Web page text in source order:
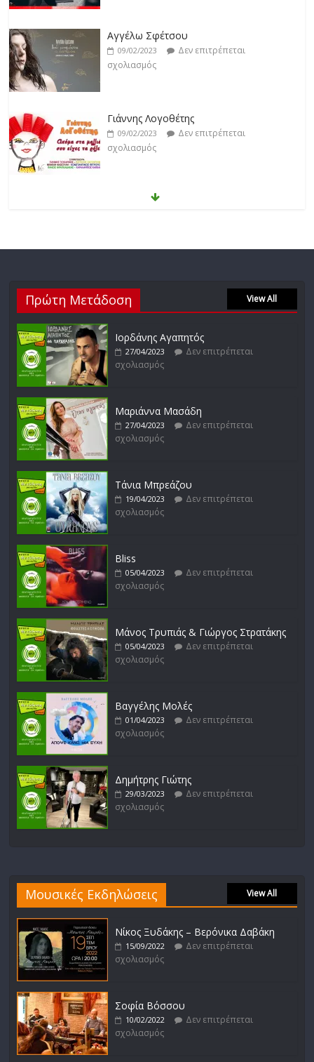
Γιάννης Λογοθέτης
09/02/2023
Δεν επιτρέπεται
σχολιασμός
Anemos
03/02/2023
Δεν επιτρέπεται
σχολιασμός
Θοδωρής Φέρρης
27/01/2023
σχολιασμός
Απόστολος Ρίζος
σχολιασμός
σχολιασμός
Πρώτη Μετάδοση View All
Ιορδάνης Αγαπητός
27/04/2023
Δεν επιτρέπεται
σχολιασμός
Μαριάννα Μασάδη
27/04/2023
Δεν επιτρέπεται
σχολιασμός
Τάνια Μπρεάζου
19/04/2023
Δεν επιτρέπεται
σχολιασμός
Bliss
05/04/2023
Δεν επιτρέπεται
σχολιασμός
Μάνος Τρυπιάς & Γιώργος Στρατάκης
05/04/2023
Δεν επιτρέπεται
σχολιασμός
Βαγγέλης Μολές
01/04/2023
Δεν επιτρέπεται
σχολιασμός
Δημήτρης Γιώτης
29/03/2023
Δεν επιτρέπεται
σχολιασμός
Μουσικές Εκδηλώσεις View All
Νίκος Ξυδάκης – Βερόνικα Δαβάκη
15/09/2022
Δεν επιτρέπεται
σχολιασμός
Σοφία Βόσσου
10/02/2022
Δεν επιτρέπεται
σχολιασμός